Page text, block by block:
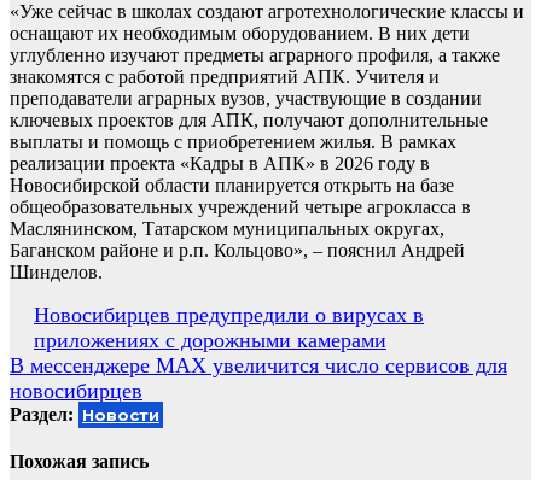
«Уже сейчас в школах создают агротехнологические классы и
оснащают их необходимым оборудованием. В них дети
углубленно изучают предметы аграрного профиля, а также
знакомятся с работой предприятий АПК. Учителя и
преподаватели аграрных вузов, участвующие в создании
ключевых проектов для АПК, получают дополнительные
выплаты и помощь с приобретением жилья. В рамках
реализации проекта «Кадры в АПК» в 2026 году в
Новосибирской области планируется открыть на базе
общеобразовательных учреждений четыре агрокласса в
Маслянинском, Татарском муниципальных округах,
Баганском районе и р.п. Кольцово», – пояснил Андрей
Шинделов.
Навигация
по
записям
Новосибирцев предупредили о вирусах в
приложениях с дорожными камерами
В мессенджере MAX увеличится число сервисов для
новосибирцев
Раздел: Новости
Похожая запись